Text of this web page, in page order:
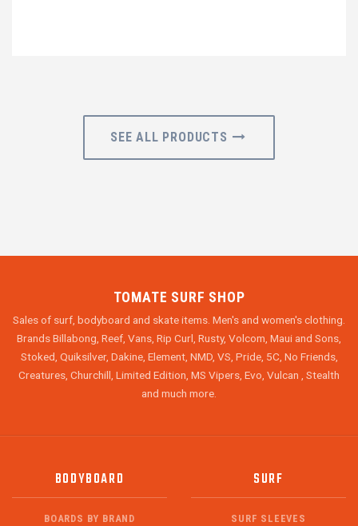
SEE ALL PRODUCTS
TOMATE SURF SHOP
Sales of surf, bodyboard and skate items. Men's and women's clothing.
Brands Billabong, Reef, Vans, Rip Curl, Rusty, Volcom, Maui and Sons,
Stoked, Quiksilver, Dakine, Element, NMD, VS, Pride, 5C, No Friends,
Creatures, Churchill, Limited Edition, MS Vipers, Evo, Vulcan , Stealth
and much more.
BODYBOARD
BOARDS BY BRAND
SURF
SURF SLEEVES